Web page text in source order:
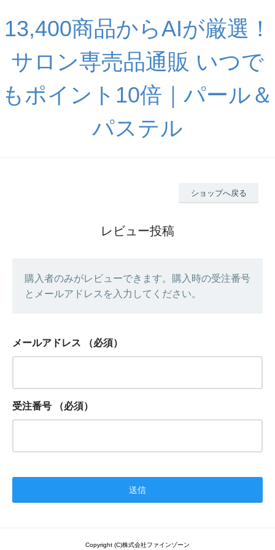
13,400商品からAIが厳選！
サロン専売品通販 いつで
もポイント10倍｜パール＆
パステル
ショップへ戻る
レビュー投稿
購入者のみがレビューできます。購入時の受注番号
とメールアドレスを入力してください。
メールアドレス （必須）
受注番号 （必須）
Copyright (C)株式会社ファインゾーン